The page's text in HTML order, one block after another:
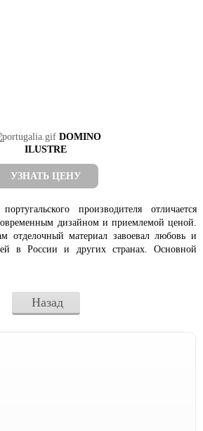
DOMINO
ILUSTRE
УЗНАТЬ ЦЕНУ
производителя отличается
дизайном и приемлемой ценой.
отделочный материал завоевал любовь и
в России и других странах. Основной
DOMINO Industries Ceramica SA является
на заводах, расположенных в
цикла изготовления продукция находится
брака, соответствующий европейским
можно в следующих форматах: 33,3х33,3;
50х6,5; 33.3х9; 50х33,3; 50х66,6;
каталоге представлены разнообразные
Облицовочный материал обладает
эксплуатационными характеристиками и
Назад